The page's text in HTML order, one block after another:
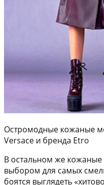
Остромодные кожаные
Versace и бренда Etro
В остальном же кожаные
выбором для самых
боятся выглядеть